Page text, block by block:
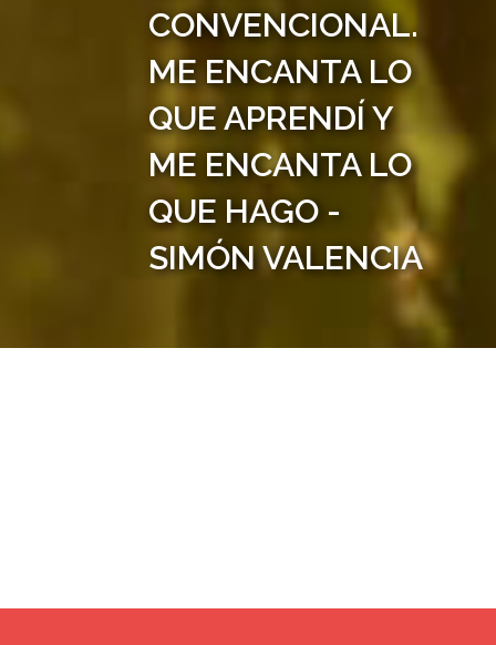
CONVENCIONAL.
ME ENCANTA LO
QUE APRENDÍ Y
ME ENCANTA LO
QUE HAGO -
SIMÓN VALENCIA